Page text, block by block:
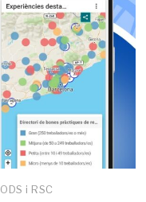
ODS i RSC